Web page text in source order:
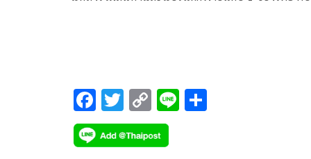
ใจกลางกรุงเทพฯ ผนึกกำลัง อาดิดาส ไทยแลนด์ ให้นัก
ทั้งชาวไทยและต่างประเทศสัมผัสสุดยอดประสบการณ์
งานวิ่งระดับมาตรฐานสากล ในเส้นทางผ่านจุดแลนด์
มาร์คของกรุงเทพมหานคร ในวันที่ 26 พฤษภาคม นี้
F
ac
e
T
wi
tt
C
o
p
Li